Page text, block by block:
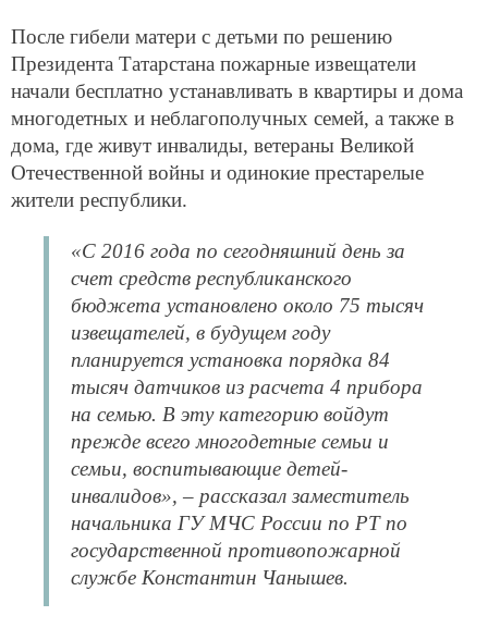
После гибели матери с детьми по решению
Президента Татарстана пожарные извещатели
начали бесплатно устанавливать в квартиры и дома
многодетных и неблагополучных семей, а также в
дома, где живут инвалиды, ветераны Великой
Отечественной войны и одинокие престарелые
жители республики.
«С 2016 года по сегодняшний день за
счет средств республиканского
бюджета установлено около 75 тысяч
извещателей, в будущем году
планируется установка порядка 84
тысяч датчиков из расчета 4 прибора
на семью. В эту категорию войдут
прежде всего многодетные семьи и
семьи, воспитывающие детей-
инвалидов», – рассказал заместитель
начальника ГУ МЧС России по РТ по
государственной противопожарной
службе Константин Чанышев.